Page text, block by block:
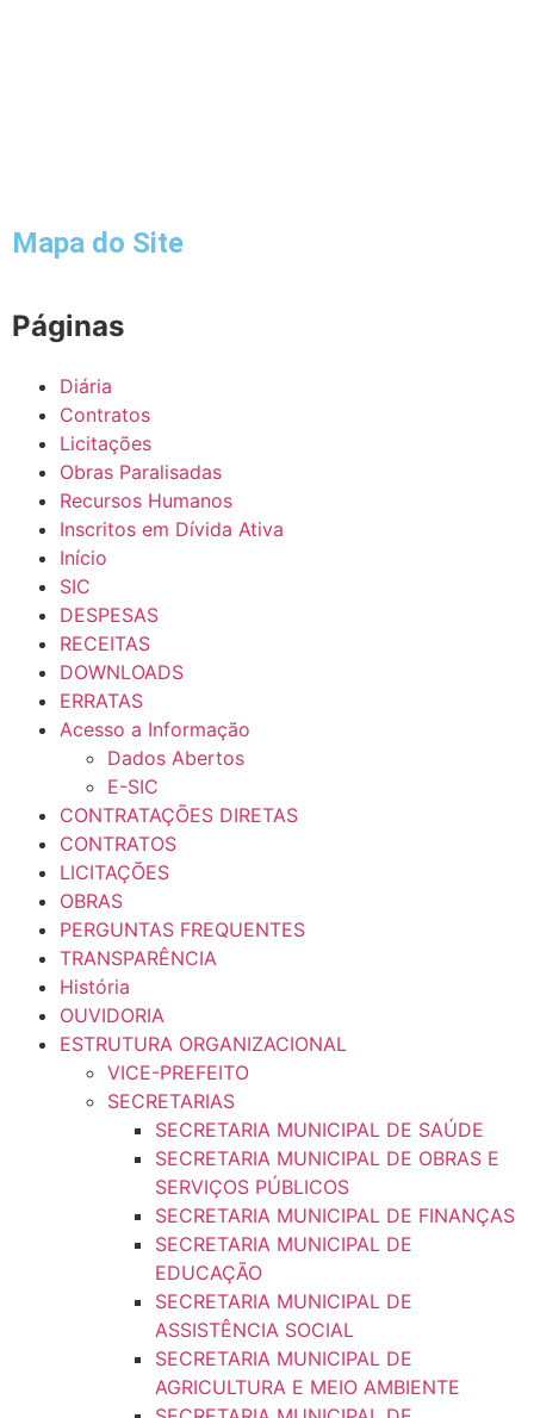
Mapa do Site
Páginas
Diária
Contratos
Licitações
Obras Paralisadas
Recursos Humanos
Inscritos em Dívida Ativa
Início
SIC
DESPESAS
RECEITAS
DOWNLOADS
ERRATAS
Acesso a Informação
Dados Abertos
E-SIC
CONTRATAÇÕES DIRETAS
CONTRATOS
LICITAÇÕES
OBRAS
PERGUNTAS FREQUENTES
TRANSPARÊNCIA
História
OUVIDORIA
ESTRUTURA ORGANIZACIONAL
VICE-PREFEITO
SECRETARIAS
SECRETARIA MUNICIPAL DE SAÚDE
SECRETARIA MUNICIPAL DE OBRAS E
SERVIÇOS PÚBLICOS
SECRETARIA MUNICIPAL DE FINANÇAS
SECRETARIA MUNICIPAL DE
EDUCAÇÃO
SECRETARIA MUNICIPAL DE
ASSISTÊNCIA SOCIAL
SECRETARIA MUNICIPAL DE
AGRICULTURA E MEIO AMBIENTE